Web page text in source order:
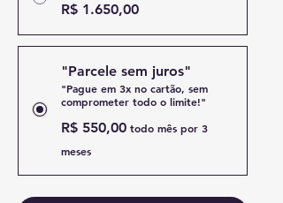
R$ 1.650,00
"Parcele sem juros"
"Pague em 3x no cartão, sem
comprometer todo o limite!"
R$ 550,00 todo mês por 3
meses